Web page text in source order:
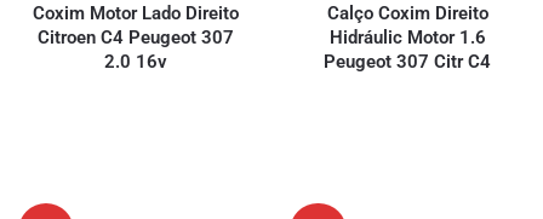
Coxim Motor Lado Direito
Citroen C4 Peugeot 307
2.0 16v
Calço Coxim Direito
Hidráulic Motor 1.6
Peugeot 307 Citr C4